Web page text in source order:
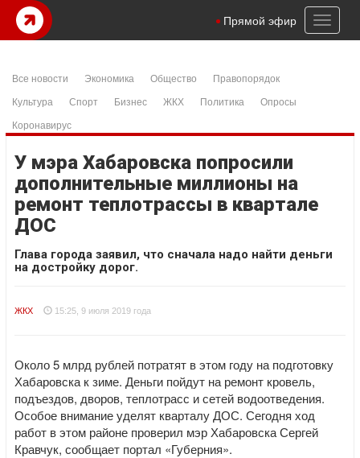
Toggle
Прямой эфир
Все новости Экономика Общество
Правопорядок
Культура
Спорт Бизнес ЖКХ Политика
Опросы
Коронавирус
У мэра Хабаровска попросили
дополнительные миллионы на
ремонт теплотрассы в квартале
ДОС
Глава города заявил, что сначала надо найти деньги
на достройку дорог.
ЖКХ 15:25, 9 июля 2019 года
Около 5 млрд рублей потратят в этом году на подготовку
Хабаровска к зиме. Деньги пойдут на ремонт кровель,
подъездов, дворов, теплотрасс и сетей водоотведения.
Особое внимание уделят кварталу ДОС. Сегодня ход
работ в этом районе проверил мэр Хабаровска Сергей
Кравчук, сообщает портал «Губерния».